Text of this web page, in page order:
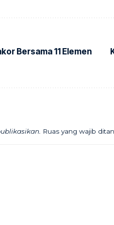
Bersama 11 Elemen
Ruas yang wajib